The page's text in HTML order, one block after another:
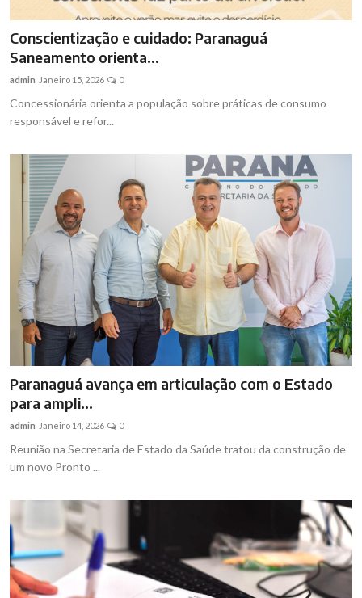
Conscientização e cuidado: Paranaguá
Saneamento orienta...
admin Janeiro 15, 2026 0
Concessionária orienta a população sobre práticas de consumo
responsável e refor...
Paranaguá avança em articulação com o Estado
para ampli...
admin Janeiro 14, 2026 0
Reunião na Secretaria de Estado da Saúde tratou da construção de
um novo Pronto ...